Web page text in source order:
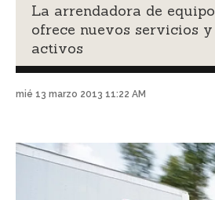
La arrendadora de
ofrece nuevos servicios
activos
mié 13 marzo 2013 11:22 AM